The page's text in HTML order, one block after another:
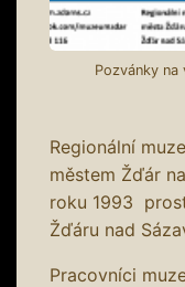
Pozvánky
Regionální
městem Žďár
roku 1993
Žďáru nad
Pracovníci